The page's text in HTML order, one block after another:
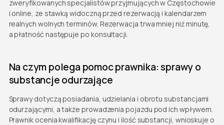
zweryfikowanych specjalistów przyjmujących w Częstochowie
i online, ze stawką widoczną przed rezerwacją i kalendarzem
realnych wolnych terminów. Rezerwacja trwa mniej niż minutę,
a płatność następuje po konsultacji.
Na czym polega pomoc prawnika: sprawy o
substancje odurzające
Sprawy dotyczą posiadania, udzielania i obrotu substancjami
odurzającymi, a także prowadzenia pojazdu pod ich wpływem.
Prawnik ocenia kwalifikację czynu i ilość substancji, wnioskuje o